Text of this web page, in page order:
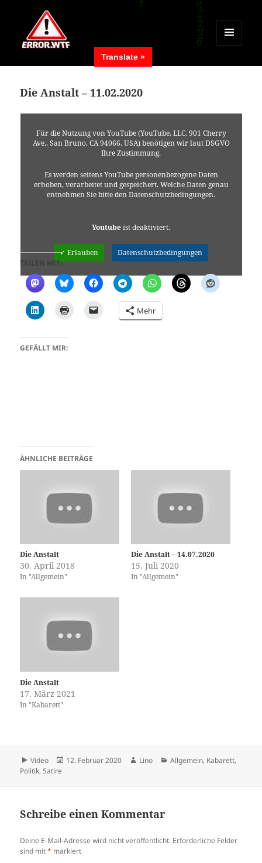
MENÜ
WIDGETS
Die Anstalt – 11.02.2020
Für die Nutzung von YouTube (YouTube, LLC, 901 Cherry
Ave., San Bruno, CA 94066, USA) benötigen wir laut DSGVO
Ihre Zustimmung.
Es werden seitens YouTube personenbezogene Daten
erhoben, verarbeitet und gespeichert. Welche Daten genau
entnehmen Sie bitte den Datenschutzbedingungen.
Youtubeist deaktiviert.
✓ Erlauben
Datenschutzbedingungen
TEILEN MIT:
Mehr
GEFÄLLT MIR:
ÄHNLICHE BEITRÄGE
Die Anstalt
30. April 2018
In "Allgemein"
Die Anstalt – 14.07.2020
15. Juli 2020
In "Allgemein"
Die Anstalt
17. März 2021
In "Kabarett"
Format
Video
Veröffentlicht
12. Februar 2020 Autor
Lino Kategorien
Allgemein, Kabarett,
Politik,Satire
Schreibe einen Kommentar
Deine E-Mail-Adresse wird nicht veröffentlicht. Erforderliche Felder
sind mit* markiert
Translate »